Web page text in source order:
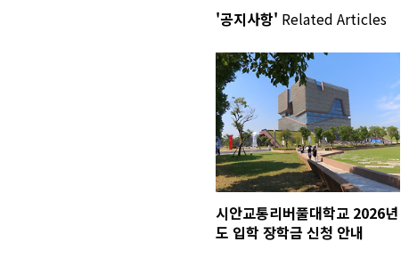
'공지사항' Related Articles
시안교통리버풀대학교 2026년
도 입학 장학금 신청 안내